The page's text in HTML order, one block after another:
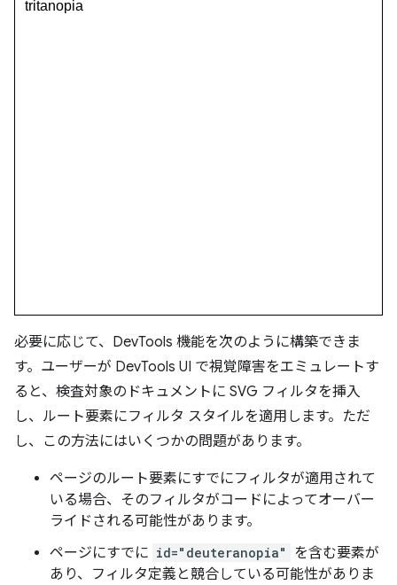
必要に応じて、DevTools 機能を次のように構築できま
す。ユーザーが DevTools UI で視覚障害をエミュレートす
ると、検査対象のドキュメントに SVG フィルタを挿入
し、ルート要素にフィルタ スタイルを適用します。ただ
し、この方法にはいくつかの問題があります。
ページのルート要素にすでにフィルタが適用されて
いる場合、そのフィルタがコードによってオーバー
ライドされる可能性があります。
ページにすでに id="deuteranopia"
を含む要素が
あり、フィルタ定義と競合している可能性がありま